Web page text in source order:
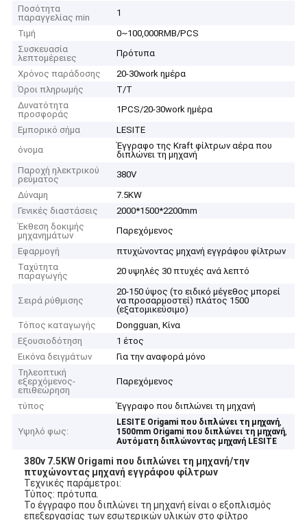
Ποσότητα
παραγγελίας min
1
Τιμή
0~100,000RMB/PCS
Συσκευασία
λεπτομέρειες
Πρότυπα
Χρόνος παράδοσης
20-30work ημέρα
Όροι πληρωμής
T/T
Δυνατότητα
προσφοράς
1PCS/20-30work ημέρα
Εμπορικό σήμα
LESITE
όνομα
Έγγραφο της Kraft φίλτρων αέρα που
διπλώνει τη μηχανή
Παροχή ηλεκτρικού
ρεύματος
380V
Δύναμη
7.5KW
Γενικές διαστάσεις
2000*1500*2200mm
Έκθεση δοκιμής
μηχανημάτων
Παρεχόμενος
Εφαρμογή
πτυχώνοντας μηχανή εγγράφου φίλτρων
Ταχύτητα
παραγωγής
20 υψηλές 30 πτυχές ανά λεπτό
Σειρά ρύθμισης
20-150 ύψος (το ειδικό μέγεθος μπορεί
να προσαρμοστεί) πλάτος 1500
(εξατομικεύσιμο)
Τόπος καταγωγής
Dongguan, Κίνα
Εξουσιοδότηση
1 έτος
Εικόνα δειγμάτων
Για την αναφορά μόνο
Τηλεοπτική
εξερχόμενος-
επιθεώρηση
Παρεχόμενος
τύπος Έγγραφο που διπλώνει τη μηχανή
Υψηλό φως:
LESITE Origami που διπλώνει τη μηχανή,
1500mm Origami που διπλώνει τη μηχανή,
Αυτόματη διπλώνοντας μηχανή LESITE
380v 7.5KW Origami που διπλώνει τη μηχανή/την
πτυχώνοντας μηχανή εγγράφου φίλτρων
Τεχνικές παράμετροι:
Τύπος: πρότυπα.
Το έγγραφο που διπλώνει τη μηχανή είναι ο εξοπλισμός
επεξεργασίας των εσωτερικών υλικών στο φίλτρο